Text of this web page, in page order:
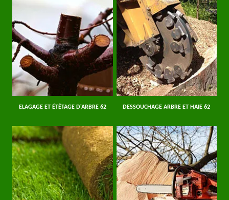
ELAGAGE ET ÉTÊTAGE D'ARBRE 62 DESSOUCHAGE ARBRE ET HAIE 62